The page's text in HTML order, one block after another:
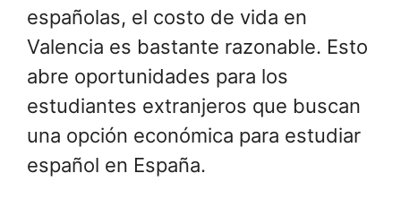
españolas, el costo de vida en
Valencia es bastante razonable. Esto
abre oportunidades para los
estudiantes extranjeros que buscan
una opción económica para estudiar
español en España.